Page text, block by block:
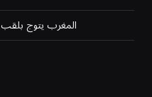
المغرب يتوج بلقب